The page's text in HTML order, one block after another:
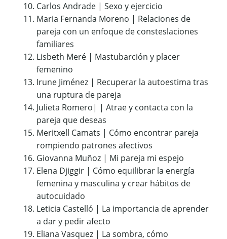
Carlos Andrade | Sexo y ejercicio
Maria Fernanda Moreno | Relaciones de
pareja con un enfoque de consteslaciones
familiares
Lisbeth Meré | Mastubarción y placer
femenino
Irune Jiménez | Recuperar la autoestima tras
una ruptura de pareja
Julieta Romero| | Atrae y contacta con la
pareja que deseas
Meritxell Camats | Cómo encontrar pareja
rompiendo patrones afectivos
Giovanna Muñoz | Mi pareja mi espejo
Elena Djiggir | Cómo equilibrar la energía
femenina y masculina y crear hábitos de
autocuidado
Leticia Castelló | La importancia de aprender
a dar y pedir afecto
Eliana Vasquez | La sombra, cómo